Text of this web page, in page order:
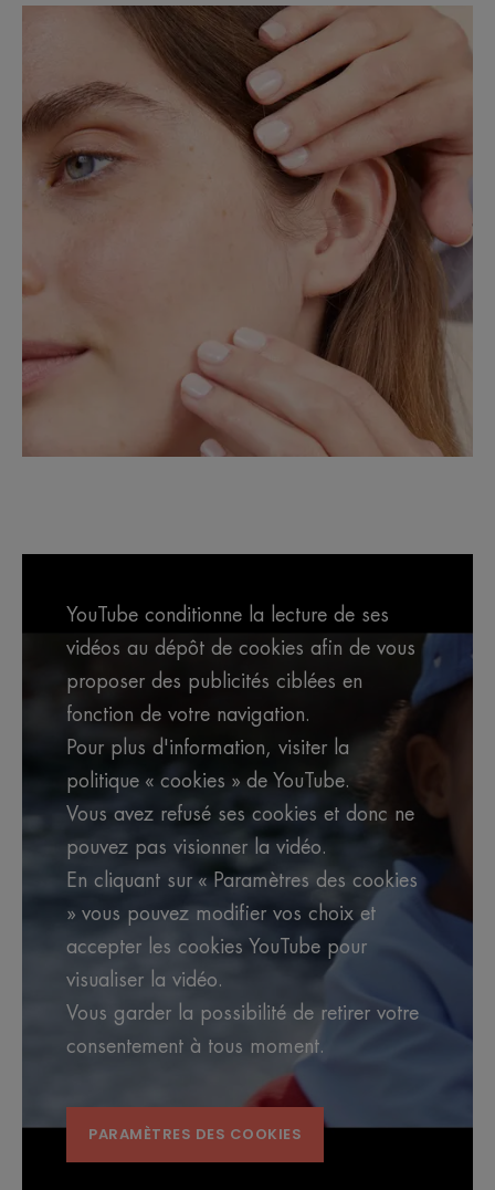
YouTube conditionne la lecture de ses
vidéos au dépôt de cookies afin de vous
proposer des publicités ciblées en
fonction de votre navigation.
Pour plus d'information, visiter la
politique « cookies » de YouTube.
Vous avez refusé ses cookies et donc ne
pouvez pas visionner la vidéo.
En cliquant sur « Paramètres des cookies
» vous pouvez modifier vos choix et
accepter les cookies YouTube pour
visualiser la vidéo.
Vous garder la possibilité de retirer votre
consentement à tous moment.
PARAMÈTRES DES COOKIES